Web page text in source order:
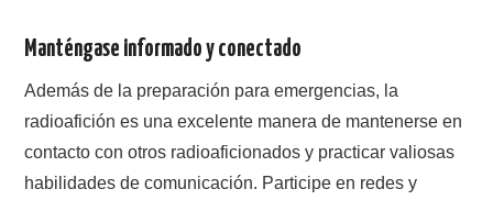
Manténgase informado y conectado
Además de la preparación para emergencias, la
radioafición es una excelente manera de mantenerse en
contacto con otros radioaficionados y practicar valiosas
habilidades de comunicación. Participe en redes y